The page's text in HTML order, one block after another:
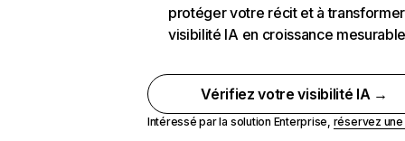
protéger votre récit et à
visibilité IA en croissance
Vérifiez votre visibilité IA →
Intéressé par la solution Enterprise, réservez